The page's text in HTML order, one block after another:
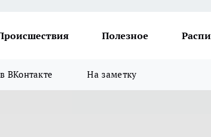
Полезное
ВКонтакте На заметку